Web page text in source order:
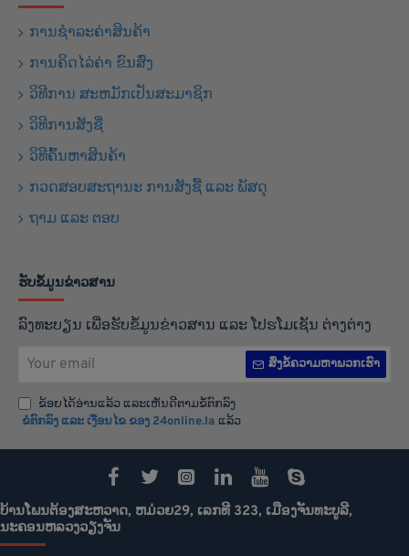
ການຊຳລະຄ່າສິນຄ້າ
ການຄິດໄລ່ຄ່າ ຂົນສົ່ງ
ວິທີການ ສະຫມັກເປັນສະມາຊິກ
ວິທີການສັງຊື່
ວິທີຄົ້ນຫາສິນຄ້າ
ກວດສອບສະຖານະ ການສັງຊື້ ແລະ ພັສດຸ
ຖາມ ແລະ ຕອບ
ຮັບຂໍ້ມູນຂ່າວສານ
ລົງທະບຽນ ເພື່ອຮັບຂໍ້ມູນຂ່າວສານ ແລະ ໂປຮໂມເຊັນ ຕ່າງຕ່າງ
email
ສົ່ງຂໍ້ຄວາມຫາພວກເຮົາ
ຂ້ອຍໄດ້ອ່ານແລ້ວ ແລະເຫັນດີຕາມຂໍ້ຕົກລົງ
ຂໍຕົກລົງ ແລະ ເງືອນໄຂ ຂອງ 24online.la ແລ້ວ
ບ້ານໂພນຕ້ອງສະຫວາດ, ຫມ່ວຍ29, ເລກທີ 323, ເມືອງຈັນທະບູລີ,
ນະຄອນຫລວງວຽງຈັນ